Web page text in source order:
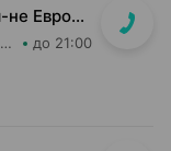
ул. Есенина, д. 76-1 (ТЦ Maximus, в м-не Евроопт Super)
АстраФарма Кладовая здоровья ООО Аптека №9 до 21:00